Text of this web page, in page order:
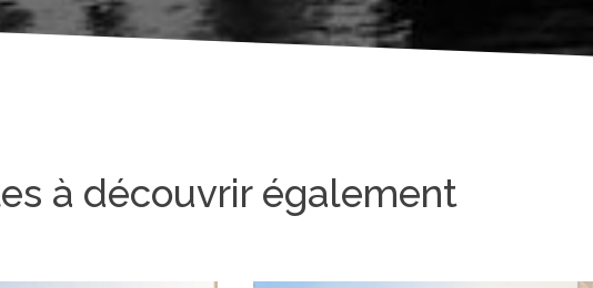
à découvrir également